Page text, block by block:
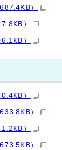
）
）
）
）
）
）
）